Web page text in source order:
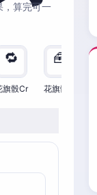
算完可一
🔁
旗骰Cr
🧰
花旗骰Cr